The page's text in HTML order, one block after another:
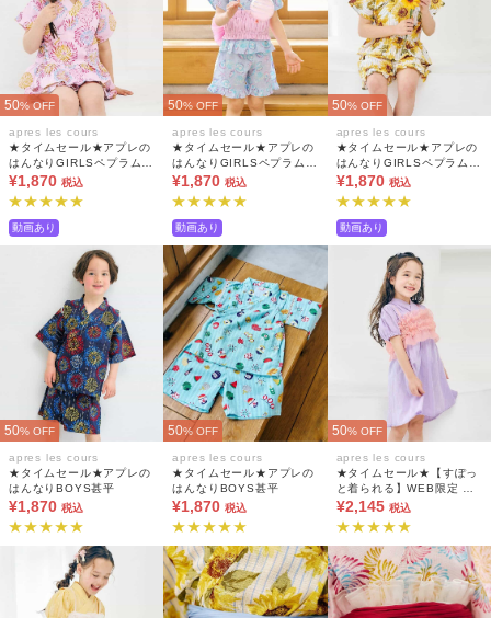
50% OFF
apres les cours
★タイムセール★アプレの
はんなりGIRLSペプラム甚
平
¥1,870 税込
動画あり
50% OFF
apres les cours
★タイムセール★アプレの
はんなりGIRLSペプラム甚
平
¥1,870 税込
動画あり
50% OFF
apres les cours
★タイムセール★アプレの
はんなりGIRLSペプラム甚
平
¥1,870 税込
動画あり
50% OFF
apres les cours
★タイムセール★アプレの
はんなりBOYS甚平
¥1,870 税込
50% OFF
apres les cours
★タイムセール★アプレの
はんなりBOYS甚平
¥1,870 税込
50% OFF
apres les cours
★タイムセール★【すぽっ
と着られる】WEB限定 フ
リルビスチェ付きワンピー
ス浴衣
¥2,145 税込